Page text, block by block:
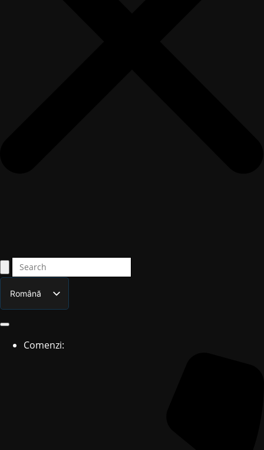
Română
English
Comenzi: